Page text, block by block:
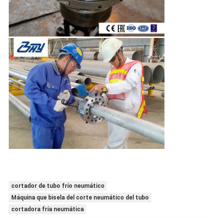
cortador de tubo frío neumático
Máquina que bisela del corte neumático del tubo
cortadora fría neumática